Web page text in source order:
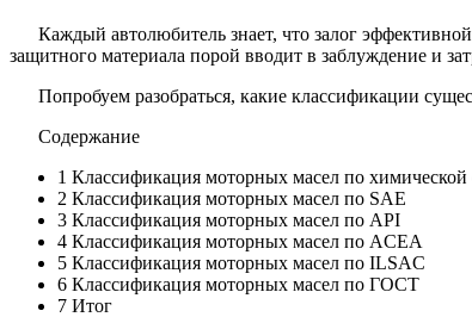
Каждый автолюбитель знает, что залог
защитного материала порой вводит в заблуждение и
Попробуем разобраться, какие классификации
Содержание
1 Классификация моторных масел по химической
2 Классификация моторных масел по SAE
3 Классификация моторных масел по API
4 Классификация моторных масел по ACEA
5 Классификация моторных масел по ILSAC
6 Классификация моторных масел по ГОСТ
7 Итог